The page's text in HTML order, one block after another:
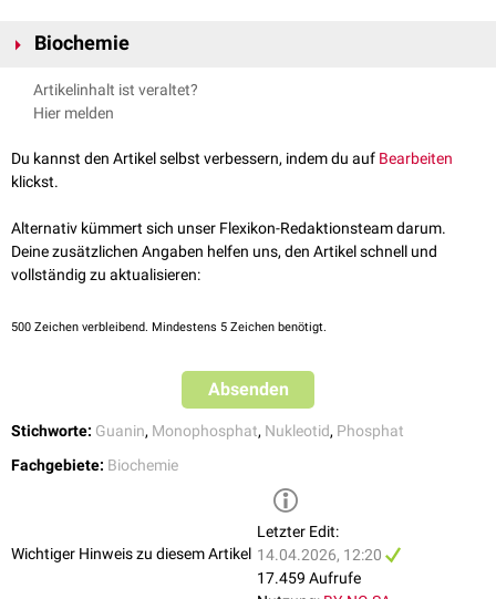
Biochemie
Guanosinmonophosphat wird
. Dabei wird im ersten Schritt IMP mithilfe der
oxidiert
. Im nächsten Schritt ersetzt die GMP-Synthaseunter ATP
Verbrauch das zuvor eingeführte
Sauerstoffatom
dabei
Glutamin , das durch die Katalyse zu Glutamat umgewandelt wird.
Darüber hinaus entsteht Guanosinmonophosphat beispielsweise bei der
Abspaltung vonPyrophosphatvonGTPoder beim Abbau der
Nukleosidtriphosphate
Artikelinhalt ist veraltet?
Hier melden
Du kannst den Artikel selbst verbessern, indem du auf Bearbeiten
klickst.
Alternativ kümmert sich unser Flexikon-Redaktionsteam darum.
Deine zusätzlichen Angaben helfen uns, den Artikel schnell und
vollständig zu aktualisieren:
500 Zeichen verbleibend. Mindestens 5 Zeichen benötigt.
Absenden
Stichworte: Guanin, Monophosphat, Nukleotid, Phosphat
Fachgebiete: Biochemie
Wichtiger Hinweis zu diesem Artikel
Letzter Edit:
14.04.2026, 12:20
17.459 Aufrufe